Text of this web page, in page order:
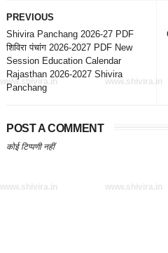
PREVIOUS
Shivira Panchang 2026-27 PDF
शिविरा पंचांग 2026-2027 PDF New
Session Education Calendar
Rajasthan 2026-2027 Shivira
Panchang
POST A COMMENT
कोई टिप्पणी नहीं
www.shivira.in
www.shivira.in
www.shivira.in
www.shivira.in